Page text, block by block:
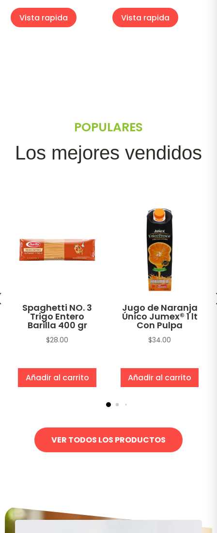
Vista rapida Vista rapida
POPULARES
Los mejores vendidos
Spaghetti NO. 3
Trigo Entero
Barilla 400 gr
$28.00
Añadir al carrito
Jugo de Naranja
Único Jumex® 1 lt
Con Pulpa
$34.00
Añadir al carrito
VER TODOS LOS PRODUCTOS